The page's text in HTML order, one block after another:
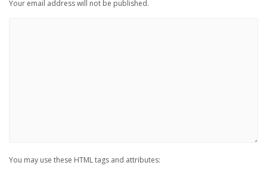
Your email address will not be published.
You may use these HTML tags and attributes: